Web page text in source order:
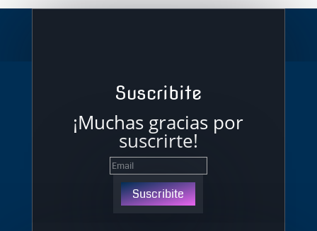
Suscribite
¡Muchas gracias por
suscrirte!
Suscribite